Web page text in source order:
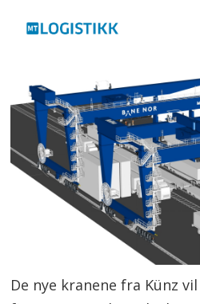
De nye kranene fra Künz